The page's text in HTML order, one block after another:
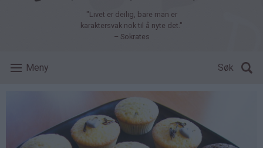
"Livet er deilig, bare man er
karaktersvak nok til å nyte det."
– Sokrates
Meny Søk